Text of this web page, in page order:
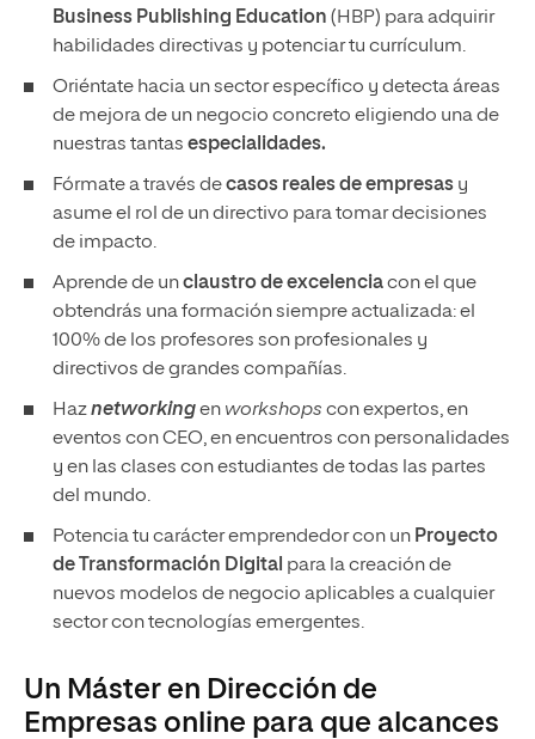
Business Publishing Education (HBP) para adquirir
habilidades directivas y potenciar tu currículum.
Oriéntate hacia un sector específico y detecta áreas
de mejora de un negocio concreto eligiendo una de
nuestras tantas especialidades.
Fórmate a través decasos reales de empresas y
asume el rol de un directivo para tomar decisiones
de impacto.
Aprende de unclaustro de excelenciacon el que
obtendrás una formación siempre actualizada: el
100% de los profesores son profesionales y
directivos de grandes compañías.
Haznetworkingen workshops con expertos, en
eventos con CEO, en encuentros con personalidades
y en las clases con estudiantes de todas las partes
del mundo.
Potencia tu carácter emprendedor con un Proyecto
de Transformación Digital para la creación de
nuevos modelos de negocio aplicables a cualquier
sector con tecnologías emergentes.
Un Máster en Dirección de
Empresas online para que alcances